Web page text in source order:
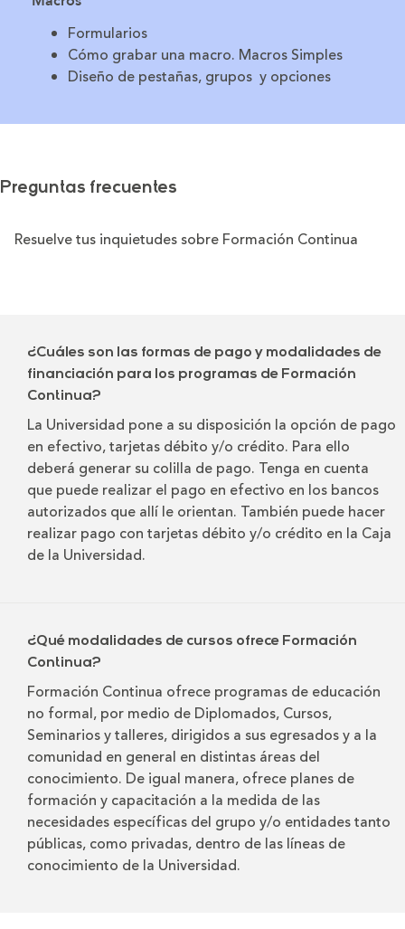
Formularios
Cómo grabar una macro. Macros Simples
Diseño de pestañas, grupos y opciones
Preguntas frecuentes
Resuelve tus inquietudes sobre Formación Continua
¿Cuáles son las formas de pago y modalidades de
financiación para los programas de Formación
Continua?
La Universidad pone a su disposición la opción de pago
en efectivo, tarjetas débito y/o crédito. Para ello
deberá generar su colilla de pago. Tenga en cuenta
que puede realizar el pago en efectivo en los bancos
autorizados que allí le orientan. También puede hacer
realizar pago con tarjetas débito y/o crédito en la Caja
de la Universidad.
¿Qué modalidades de cursos ofrece Formación
Continua?
Formación Continua ofrece programas de educación
no formal, por medio de Diplomados, Cursos,
Seminarios y talleres, dirigidos a sus egresados y a la
comunidad en general en distintas áreas del
conocimiento. De igual manera, ofrece planes de
formación y capacitación a la medida de las
necesidades específicas del grupo y/o entidades tanto
públicas, como privadas, dentro de las líneas de
conocimiento de la Universidad.